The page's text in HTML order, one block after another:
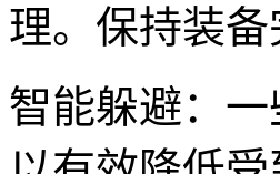
理。保持装
智能躲避：